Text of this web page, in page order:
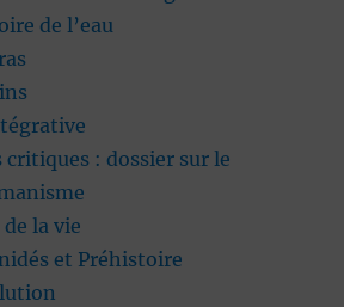
de l’eau
critiques : dossier sur le
de la vie
et Préhistoire